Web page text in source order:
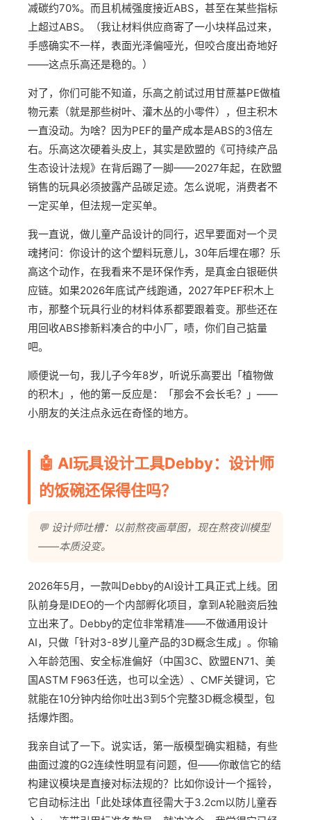
减碳约70%。而且机械强度接近ABS，甚至在某些指标
上超过ABS。（我让材料供应商寄了一小块样品过来，
手感确实不一样，表面光泽偏哑光，但咬合度出奇地好
——这点乐高还是稳的。）
对了，你们可能不知道，乐高之前试过用甘蔗基PE做植
物元素（就是那些树叶、灌木丛的小零件），但主积木
一直没动。为啥？因为PEF的量产成本是ABS的3倍左
右。乐高这次硬着头皮上，其实是欧盟的《可持续产品
生态设计法规》在背后踢了一脚——2027年起，在欧盟
销售的玩具必须披露产品碳足迹。怎么说呢，消费者不
一定买单，但法规一定买单。
我一直说，做儿童产品设计的同行，迟早要面对一个灵
魂拷问：你设计的这个塑料玩意儿，30年后埋在哪？乐
高这个动作，在我看来不是环保作秀，是真金白银砸供
应链。如果2026年底试产线跑通，2027年PEF积木上
市，那整个玩具行业的材料体系都要跟着变。那些还在
用回收ABS掺新料凑合的中小厂，啧，你们自己掂量
吧。
顺便说一句，我儿子今年8岁，听说乐高要出「植物做
的积木」，他的第一反应是：「那会不会长毛？」——
小朋友的关注点永远在奇怪的地方。
🤖 AI玩具设计工具Debby：设计师
的饭碗还保得住吗？
💬 设计师吐槽：以前熬夜画草图，现在熬夜训模型
——本质没变。
2026年5月，一款叫Debby的AI设计工具正式上线。团
队前身是IDEO的一个内部孵化项目，拿到A轮融资后独
立出来了。Debby的定位非常精准——不做通用设计
AI，只做「针对3-8岁儿童产品的3D概念生成」。你输
入年龄范围、安全标准偏好（中国3C、欧盟EN71、美
国ASTM F963任选，也可以全选）、CMF关键词，它
就能在10分钟内给你吐出3到5个完整3D概念模型，包
括爆炸图。
我亲自试了一下。说实话，第一版模型确实粗糙，有些
曲面过渡的G2连续性明显有问题，但——你敢信它的结
构建议模块是直接对标法规的？比如你设计一个摇铃，
它自动标注出「此处球体直径需大于3.2cm以防儿童吞